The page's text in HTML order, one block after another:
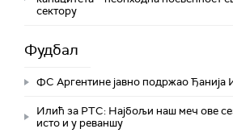
сектору
Фудбал
ФС Аргентине јавно подржао Ђанија
Илић за РТС: Најбољи наш меч ове
исто и у реваншу